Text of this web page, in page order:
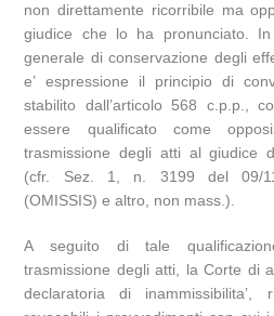
non direttamente ricorribile ma
giudice che lo ha pronunciato.
generale di conservazione degli
e’ espressione il principio di
stabilito dall’articolo 568 c.p.p.,
essere qualificato come
trasmissione degli atti al giudice
(cfr. Sez. 1, n. 3199 del 09/
(OMISSIS) e altro, non mass.).
A seguito di tale
trasmissione degli atti, la Corte di
declaratoria di